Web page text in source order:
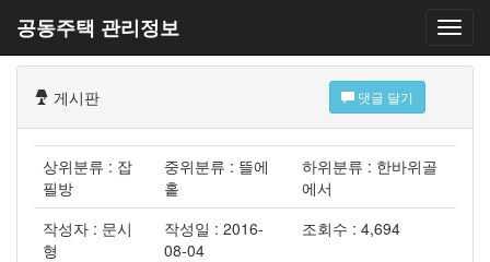
공동주택 관리정보
게시판 댓글 달기
상위분류 : 잡
필방
중위분류 : 뜰에
홑
하위분류 : 한바위골
에서
작성자 : 문시
형
작성일 : 2016-
08-04
조회수 : 4,694